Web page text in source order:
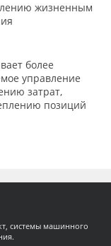
жизненным
более
управление
затрат,
позиций
системы машинного